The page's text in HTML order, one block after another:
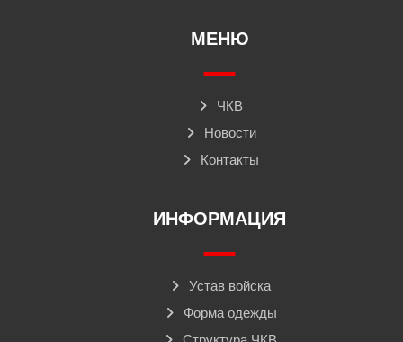
МЕНЮ
ЧКВ
Новости
Контакты
ИНФОРМАЦИЯ
Устав войска
Форма одежды